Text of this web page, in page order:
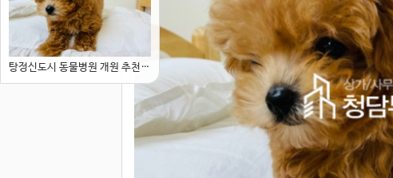
탕정신도시 동물병원 개원 추천 상가임대분양 보3000/220